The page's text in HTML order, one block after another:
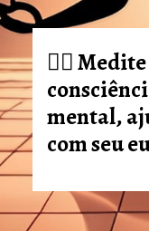
🧘‍♀️
mental,
com seu